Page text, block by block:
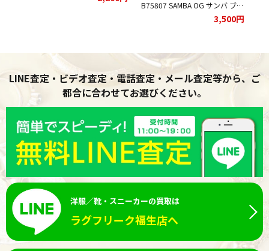
B75807 SAMBA OG サンバ ブラ
ックをお買取りさせていただき
3,500円
LINE査定・ビデオ査定・電話査定・メール査定等から、ご
都合に合わせてお選びください。
洋服／靴・スニーカーの買取は
ラグフリーク福生店へ